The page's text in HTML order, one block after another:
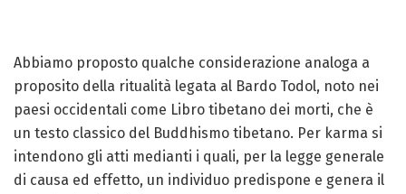
Abbiamo proposto qualche considerazione analoga a
proposito della ritualità legata al Bardo Todol, noto nei
paesi occidentali come Libro tibetano dei morti, che è
un testo classico del Buddhismo tibetano. Per karma si
intendono gli atti medianti i quali, per la legge generale
di causa ed effetto, un individuo predispone e genera il